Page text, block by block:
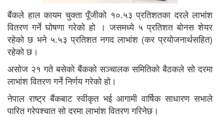
बैंकले हाल कायम चुक्ता पूँजीको १०.५३ प्रतिशतका दरले लाभांश
वितरण गर्ने घोषणा गरेको हो । जसमध्ये ५ प्रतिशत बोनस शेयर
रहेकाे छ भने ५.५३ प्रतिशत नगद लाभांश (कर प्रयोजनार्थसहित)
रहेकाे छ।
असोज २१ गते बसेको बैंकको सञ्चालक समितिको बैठकले सो दरमा
लाभांश वितरण गर्ने निर्णय गरेको हो।
नेपाल राष्ट्र बैंकबाट स्वीकृत भई आगामी वार्षिक साधारण सभाले
पारित गरेपश्चात सो दरमा लाभांश वितरण गरिनेछ।